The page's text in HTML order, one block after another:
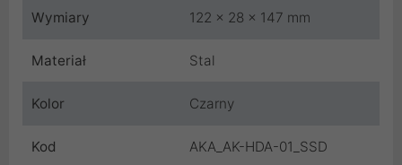
Wymiary 122 x 28 x 147 mm
Materiał Stal
Kolor Czarny
Kod AKA_AK-HDA-01_SSD